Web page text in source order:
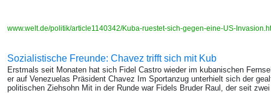
www.welt.de/politik/article1140342/Kuba-ruestet-sich-gegen-eine-US-
Sozialistische Freunde: Chavez trifft sich mit Kub
Erstmals seit Monaten hat sich Fidel Castro wieder im kubanischen
er auf Venezuelas Präsident Chavez Im Sportanzug unterhielt sich der
politischen Ziehsohn Mit in der Runde war Fidels Bruder Raul, der seit